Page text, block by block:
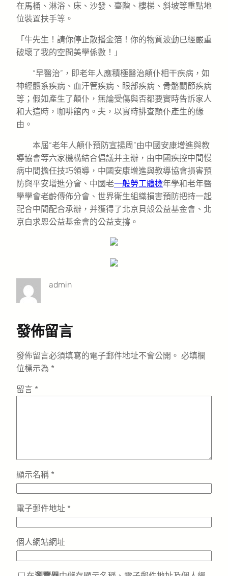
在馬桶、淋浴、床、沙發、臺階、樓梯、斜坡等重點地
位裝置扶手等。
「牛先生！請你停止散播金箔！你的物質波動已經嚴重
破壞了我的空間美學係數！」
“早醫治”，即老年人應積極醫治顛仆相干疾病，如
神經體系疾病、血汗管疾病、眼部疾病、骨骼關節疾病
等；假如產生了顛仆，無論受傷與否都要實時告訴家人
和大這時，咖啡館內。夫，以實時排查顛仆產生的緣
由。
本屆“老年人顛仆預防宣揚周”由中國安康增進與教
導協會等六家機構結合倡議并主辦，由中國疾控中間慢
病中間擔任技巧領導，中國安康增進與教導協會損害預
防與平安增進分會、中國老一般勞工體檢年學和老年醫
學學會老齡傳佈分會、世界衛生組織損害預防把持一起
配合中間配合承辦，并獲得了北京貝殼公益基金會、北
京白求恩公益基金會的公益支撐。
admin
發佈留言
發佈留言必須填寫的電子郵件地址不會公開。 必填欄
位標示為 *
留言 *
顯示名稱 *
電子郵件地址 *
個人網站網址